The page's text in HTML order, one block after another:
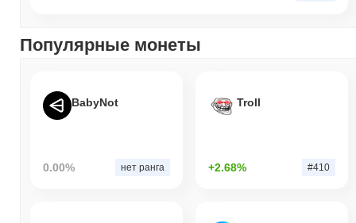
Популярные монеты
BabyNot
0.00% нет ранга
Troll
+2.68% #410